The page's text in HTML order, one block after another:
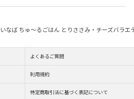
いなば ちゅ～るごはん とりささみ・チーズバラ
よくあるご質問
利用規約
特定商取引法に基づく表記について